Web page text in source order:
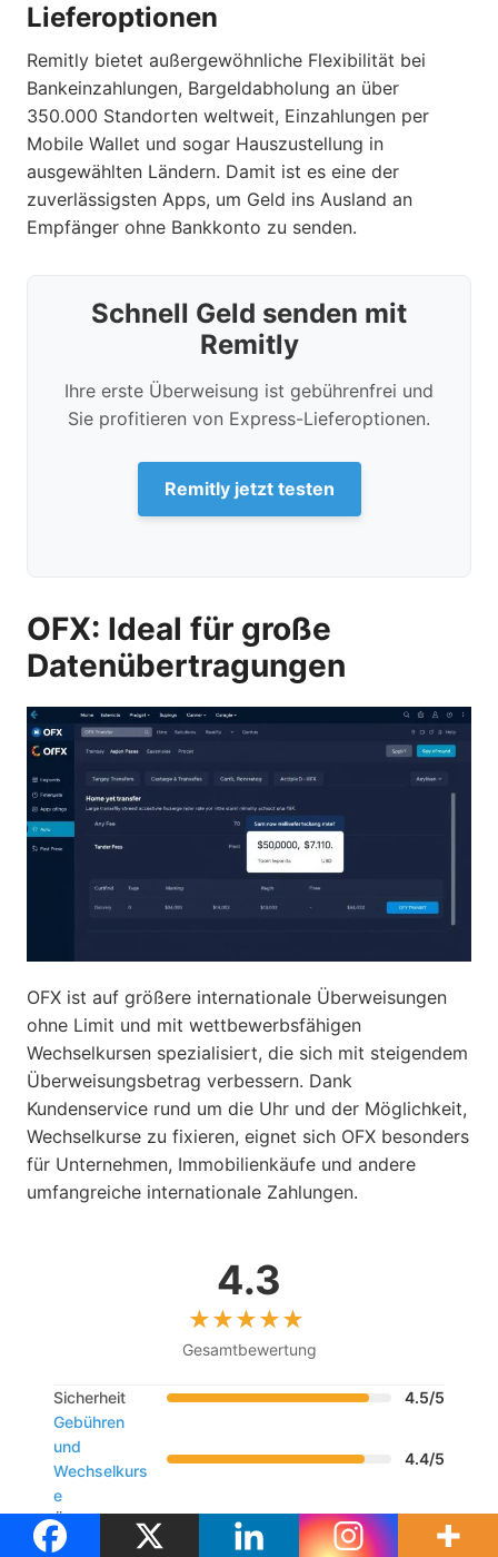
Lieferoptionen
Remitly bietet außergewöhnliche Flexibilität bei
Bankeinzahlungen, Bargeldabholung an über
350.000 Standorten weltweit, Einzahlungen per
Mobile Wallet und sogar Hauszustellung in
ausgewählten Ländern. Damit ist es eine der
zuverlässigsten Apps, um Geld ins Ausland an
Empfänger ohne Bankkonto zu senden.
Schnell Geld senden mit
Remitly
Ihre erste Überweisung ist gebührenfrei und
Sie profitieren von Express-Lieferoptionen.
Remitly jetzt testen
OFX: Ideal für große
Datenübertragungen
OFX ist auf größere internationale Überweisungen
ohne Limit und mit wettbewerbsfähigen
Wechselkursen spezialisiert, die sich mit steigendem
Überweisungsbetrag verbessern. Dank
Kundenservice rund um die Uhr und der Möglichkeit,
Wechselkurse zu fixieren, eignet sich OFX besonders
für Unternehmen, Immobilienkäufe und andere
umfangreiche internationale Zahlungen.
4.3
Gesamtbewertung
Sicherheit
4.5/5
Gebühren
und
Wechselkurs
e
4.4/5
Übertragung
sgeschwindi
4.2/5